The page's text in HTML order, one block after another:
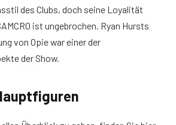
des Clubs, doch seine Loyalität
ist ungebrochen. Ryan Hursts
von Opie war einer der
der Show.